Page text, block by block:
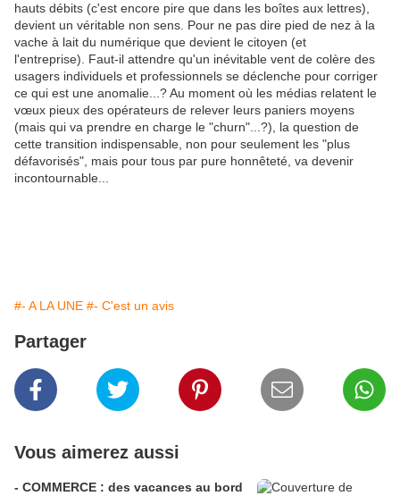
hauts débits (c'est encore pire que dans les boîtes aux lettres),
devient un véritable non sens. Pour ne pas dire pied de nez à la
vache à lait du numérique que devient le citoyen (et
l'entreprise). Faut-il attendre qu'un inévitable vent de colère des
usagers individuels et professionnels se déclenche pour corriger
ce qui est une anomalie...? Au moment où les médias relatent le
vœux pieux des opérateurs de relever leurs paniers moyens
(mais qui va prendre en charge le "churn"...?), la question de
cette transition indispensable, non pour seulement les "plus
défavorisés", mais pour tous par pure honnêteté, va devenir
incontournable...
#- A LA UNE #- C'est un avis
Partager
Vous aimerez aussi
- COMMERCE : des vacances au bord